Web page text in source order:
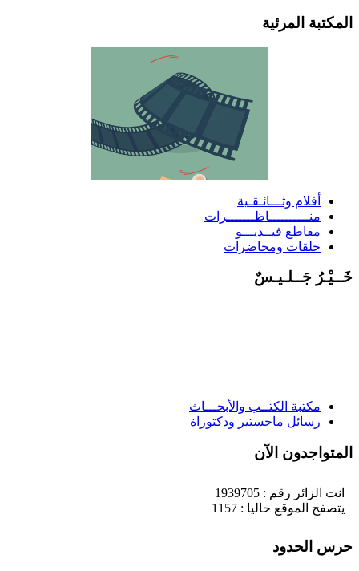
المرئية
أفلام وثـــائـقـية
منــــــــــاظـــــــرات
مقاطع فيــديـــو
حلقات ومحاضرات
جَــلـيـسٌ
مكتبة الكتــب والأبحـــاث
رسائل ماجستير ودكتوراة
الآن
انت الزائر رقم : 1939705
يتصفح الموقع حاليا : 1157
الحدود